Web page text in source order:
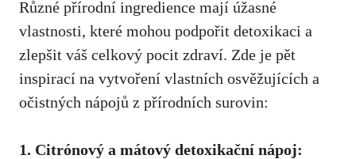
Různé přírodní ingredience mají úžasné
vlastnosti, které mohou podpořit detoxikaci a
zlepšit váš celkový pocit zdraví. Zde je pět
inspirací na vytvoření vlastních osvěžujících a
očistných nápojů z přírodních surovin:
1. Citrónový a mátový detoxikační nápoj: